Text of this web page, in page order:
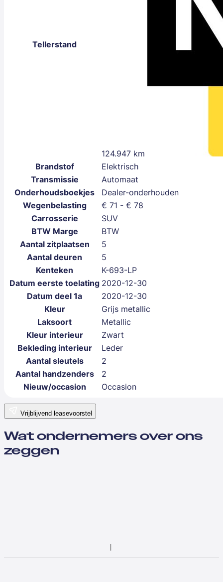
Tellerstand
124.947 km
Brandstof
Elektrisch
Transmissie
Automaat
Onderhoudsboekjes
Dealer-onderhouden
Wegenbelasting
€ 71 - € 78
Carrosserie
SUV
BTW Marge
BTW
Aantal zitplaatsen
5
Aantal deuren
5
Kenteken
K-693-LP
Datum eerste toelating 2020-12-30
Datum deel 1a
2020-12-30
Kleur
Grijs metallic
Laksoort
Metallic
Kleur interieur
Zwart
Bekleding interieur
Leder
Aantal sleutels
2
Aantal handzenders
2
Nieuw/occasion
Occasion
Vrijblijvend leasevoorstel
Wat ondernemers over ons
zeggen